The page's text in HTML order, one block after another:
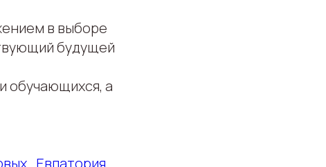
в выборе
будущей
обучающихся, а